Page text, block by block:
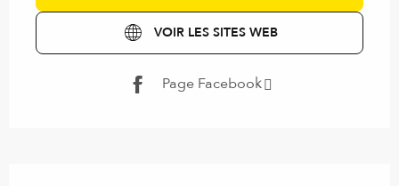
VOIR LES SITES WEB
Page Facebook